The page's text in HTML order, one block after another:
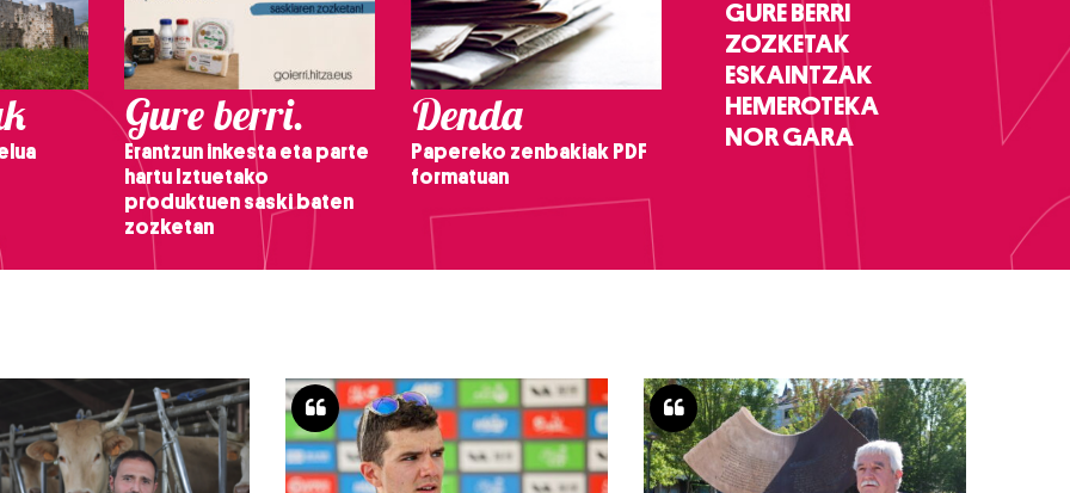
Gure berri.
Erantzun inkesta eta parte
hartu Iztuetako
produktuen saski baten
zozketan
Denda
Papereko zenbakiak PDF
formatuan
GURE BERRI
ZOZKETAK
ESKAINTZAK
HEMEROTEKA
NOR GARA